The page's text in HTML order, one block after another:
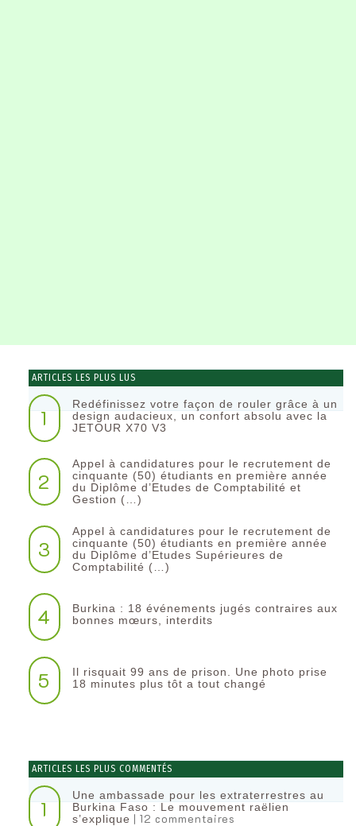
ARTICLES LES PLUS LUS
1
Redéfinissez votre façon de rouler grâce à un
design audacieux, un confort absolu avec la
JETOUR X70 V3
2
Appel à candidatures pour le recrutement de
cinquante (50) étudiants en première année
du Diplôme d’Etudes de Comptabilité et
Gestion (…)
3
Appel à candidatures pour le recrutement de
cinquante (50) étudiants en première année
du Diplôme d’Etudes Supérieures de
Comptabilité (…)
4
Burkina : 18 événements jugés contraires aux
bonnes mœurs, interdits
5
Il risquait 99 ans de prison. Une photo prise
18 minutes plus tôt a tout changé
ARTICLES LES PLUS COMMENTÉS
1
Une ambassade pour les extraterrestres au
Burkina Faso : Le mouvement raëlien
s’explique | 12 commentaires